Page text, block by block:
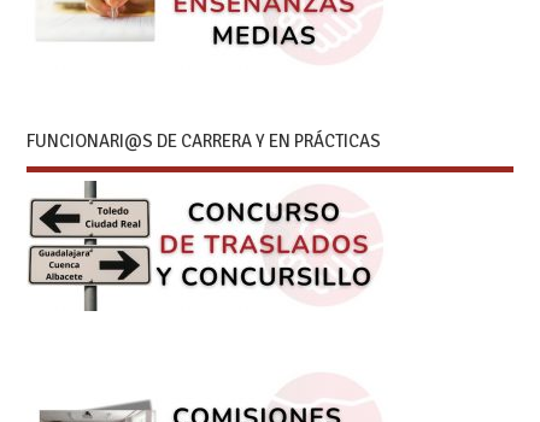
FUNCIONARI@S DE CARRERA Y EN PRÁCTICAS